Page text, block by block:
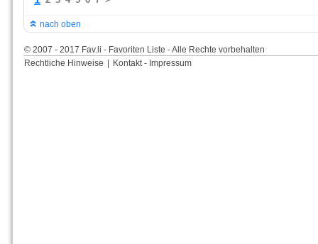
nach oben
© 2007 - 2017 Fav.li - Favoriten Liste - Alle Rechte vorbehalten
Rechtliche Hinweise
Kontakt - Impressum